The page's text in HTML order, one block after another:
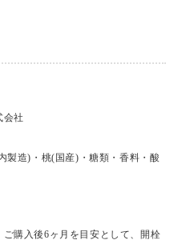
会社
製造)・桃(国産)・糖類・香料・酸
ご購入後6ヶ月を目安として、開栓